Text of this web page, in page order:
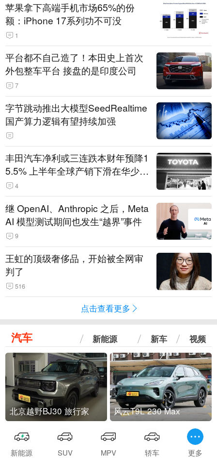
苹果拿下高端手机市场65%的份
额：iPhone 17系列功不可没
1
平台都不自己造了！本田史上首次
外包整车平台 接盘的是印度公司
7
字节跳动推出大模型SeedRealtime
国产算力逻辑有望持续加强
丰田汽车净利或三连跌本财年预降1
5.5% 上半年全球产销下滑在华少卖
14.3万辆
4
继 OpenAI、Anthropic 之后，Meta
AI 模型测试期间也发生“越界”事件
9
王虹的顶级奢侈品，开始被全网审
判了
516
点击查看更多
汽车 新能源 新车 视频
北京越野BJ30 旅行家 风云T9L 230 Max
新能源 SUV MPV 轿车 更多